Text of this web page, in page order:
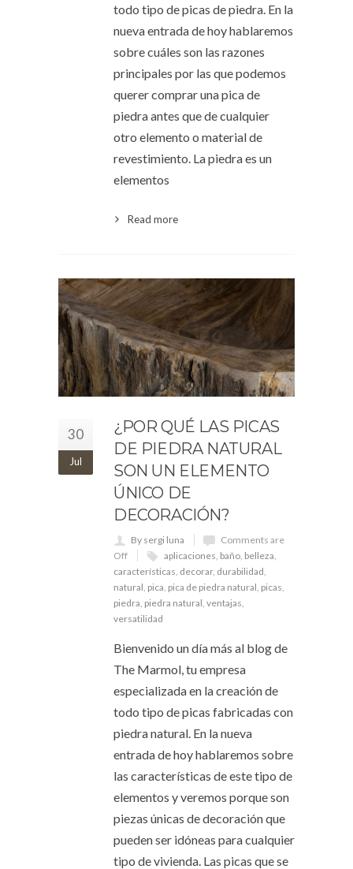
todo tipo de picas de piedra. En la
nueva entrada de hoy hablaremos
sobre cuáles son las razones
principales por las que podemos
querer comprar una pica de
piedra antes que de cualquier
otro elemento o material de
revestimiento. La piedra es un
elementos
Read more
30
Jul
¿POR QUÉ LAS PICAS
DE PIEDRA NATURAL
SON UN ELEMENTO
ÚNICO DE
DECORACIÓN?
By sergi luna
Comments are
Off
aplicaciones baño belleza
características decorar, durabilidad
natural pica pica de piedra natural picas
piedra piedra natural ventajas
versatilidad
Bienvenido un día más al blog de
The Marmol, tu empresa
especializada en la creación de
todo tipo de picas fabricadas con
piedra natural. En la nueva
entrada de hoy hablaremos sobre
las características de este tipo de
elementos y veremos porque son
piezas únicas de decoración que
pueden ser idóneas para cualquier
tipo de vivienda. Las picas que se